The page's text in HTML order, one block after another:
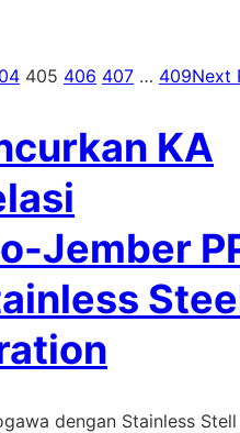
405 406 407 … 409Next
KA
Jember
dengan Stainless Stell